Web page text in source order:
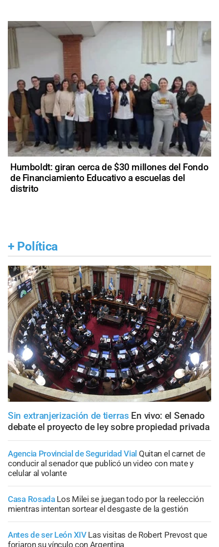
Humboldt: giran cerca de $30 millones del Fondo
de Financiamiento Educativo a escuelas del
distrito
+ Política
Sin extranjerización de tierras En vivo: el Senado
debate el proyecto de ley sobre propiedad privada
Agencia Provincial de Seguridad Vial Quitan el carnet de
conducir al senador que publicó un video con mate y
celular al volante
Casa Rosada Los Milei se juegan todo por la reelección
mientras intentan sortear el desgaste de la gestión
Antes de ser León XIV Las visitas de Robert Prevost que
forjaron su vínculo con Argentina